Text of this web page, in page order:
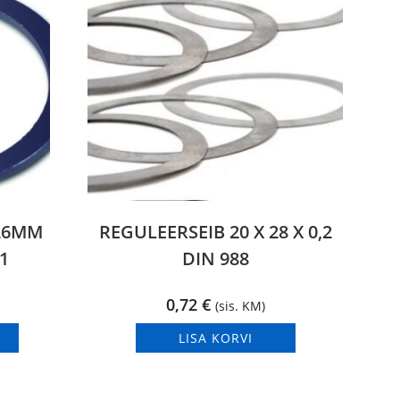
REGULEERSEIB 20 X 28 X 0,2
DIN 988
0,72 € (sis. KM)
LISA KORVI